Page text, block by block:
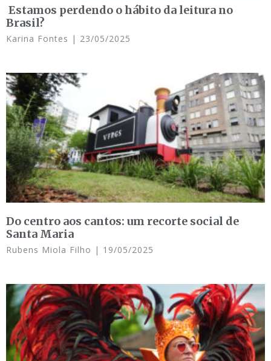
Estamos perdendo o hábito da leitura no
Brasil?
Karina Fontes 23/05/2025
Do centro aos cantos: um recorte social de
Santa Maria
Rubens Miola Filho 19/05/2025